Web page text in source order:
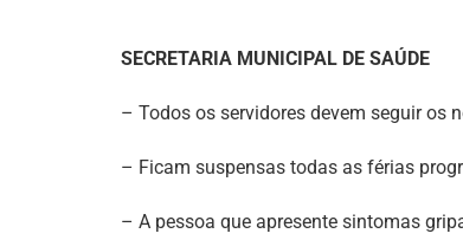
SECRETARIA MUNICIPAL DE SAÚDE
– Todos os servidores devem seguir os
– Ficam suspensas todas as férias
– A pessoa que apresente sintomas